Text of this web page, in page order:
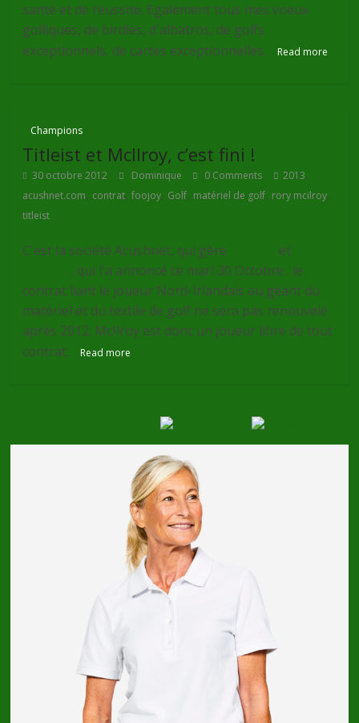
santé et de réussite. Egalement tous mes voeux
golfiques, de birdies, d'albatros, de golfs
exceptionnels, de cartes exceptionnelles.
Read more
Champions
Titleist et McIlroy, c’est fini !
30 octobre 2012 Dominique 0 Comments 2013,
acushnet.com, contrat,foojoy, Golf, matériel de golf, rory mcilroy,
titleist
C'est la société Acushnet, qui gère
et
, qui l'a annoncé ce mari 30 Octobre : le
contrat liant le joueur Nord-Irlandais au géant du
matériel et du textile de golf ne sera pas renouvelé
après 2012. McIlroy est donc un joueur libre de tout
contrat.
Read more